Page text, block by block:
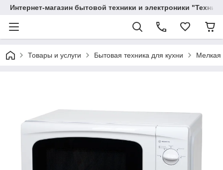
Интернет-магазин бытовой техники и электроники
Товары и услуги Бытовая техника для кухни Мелкая